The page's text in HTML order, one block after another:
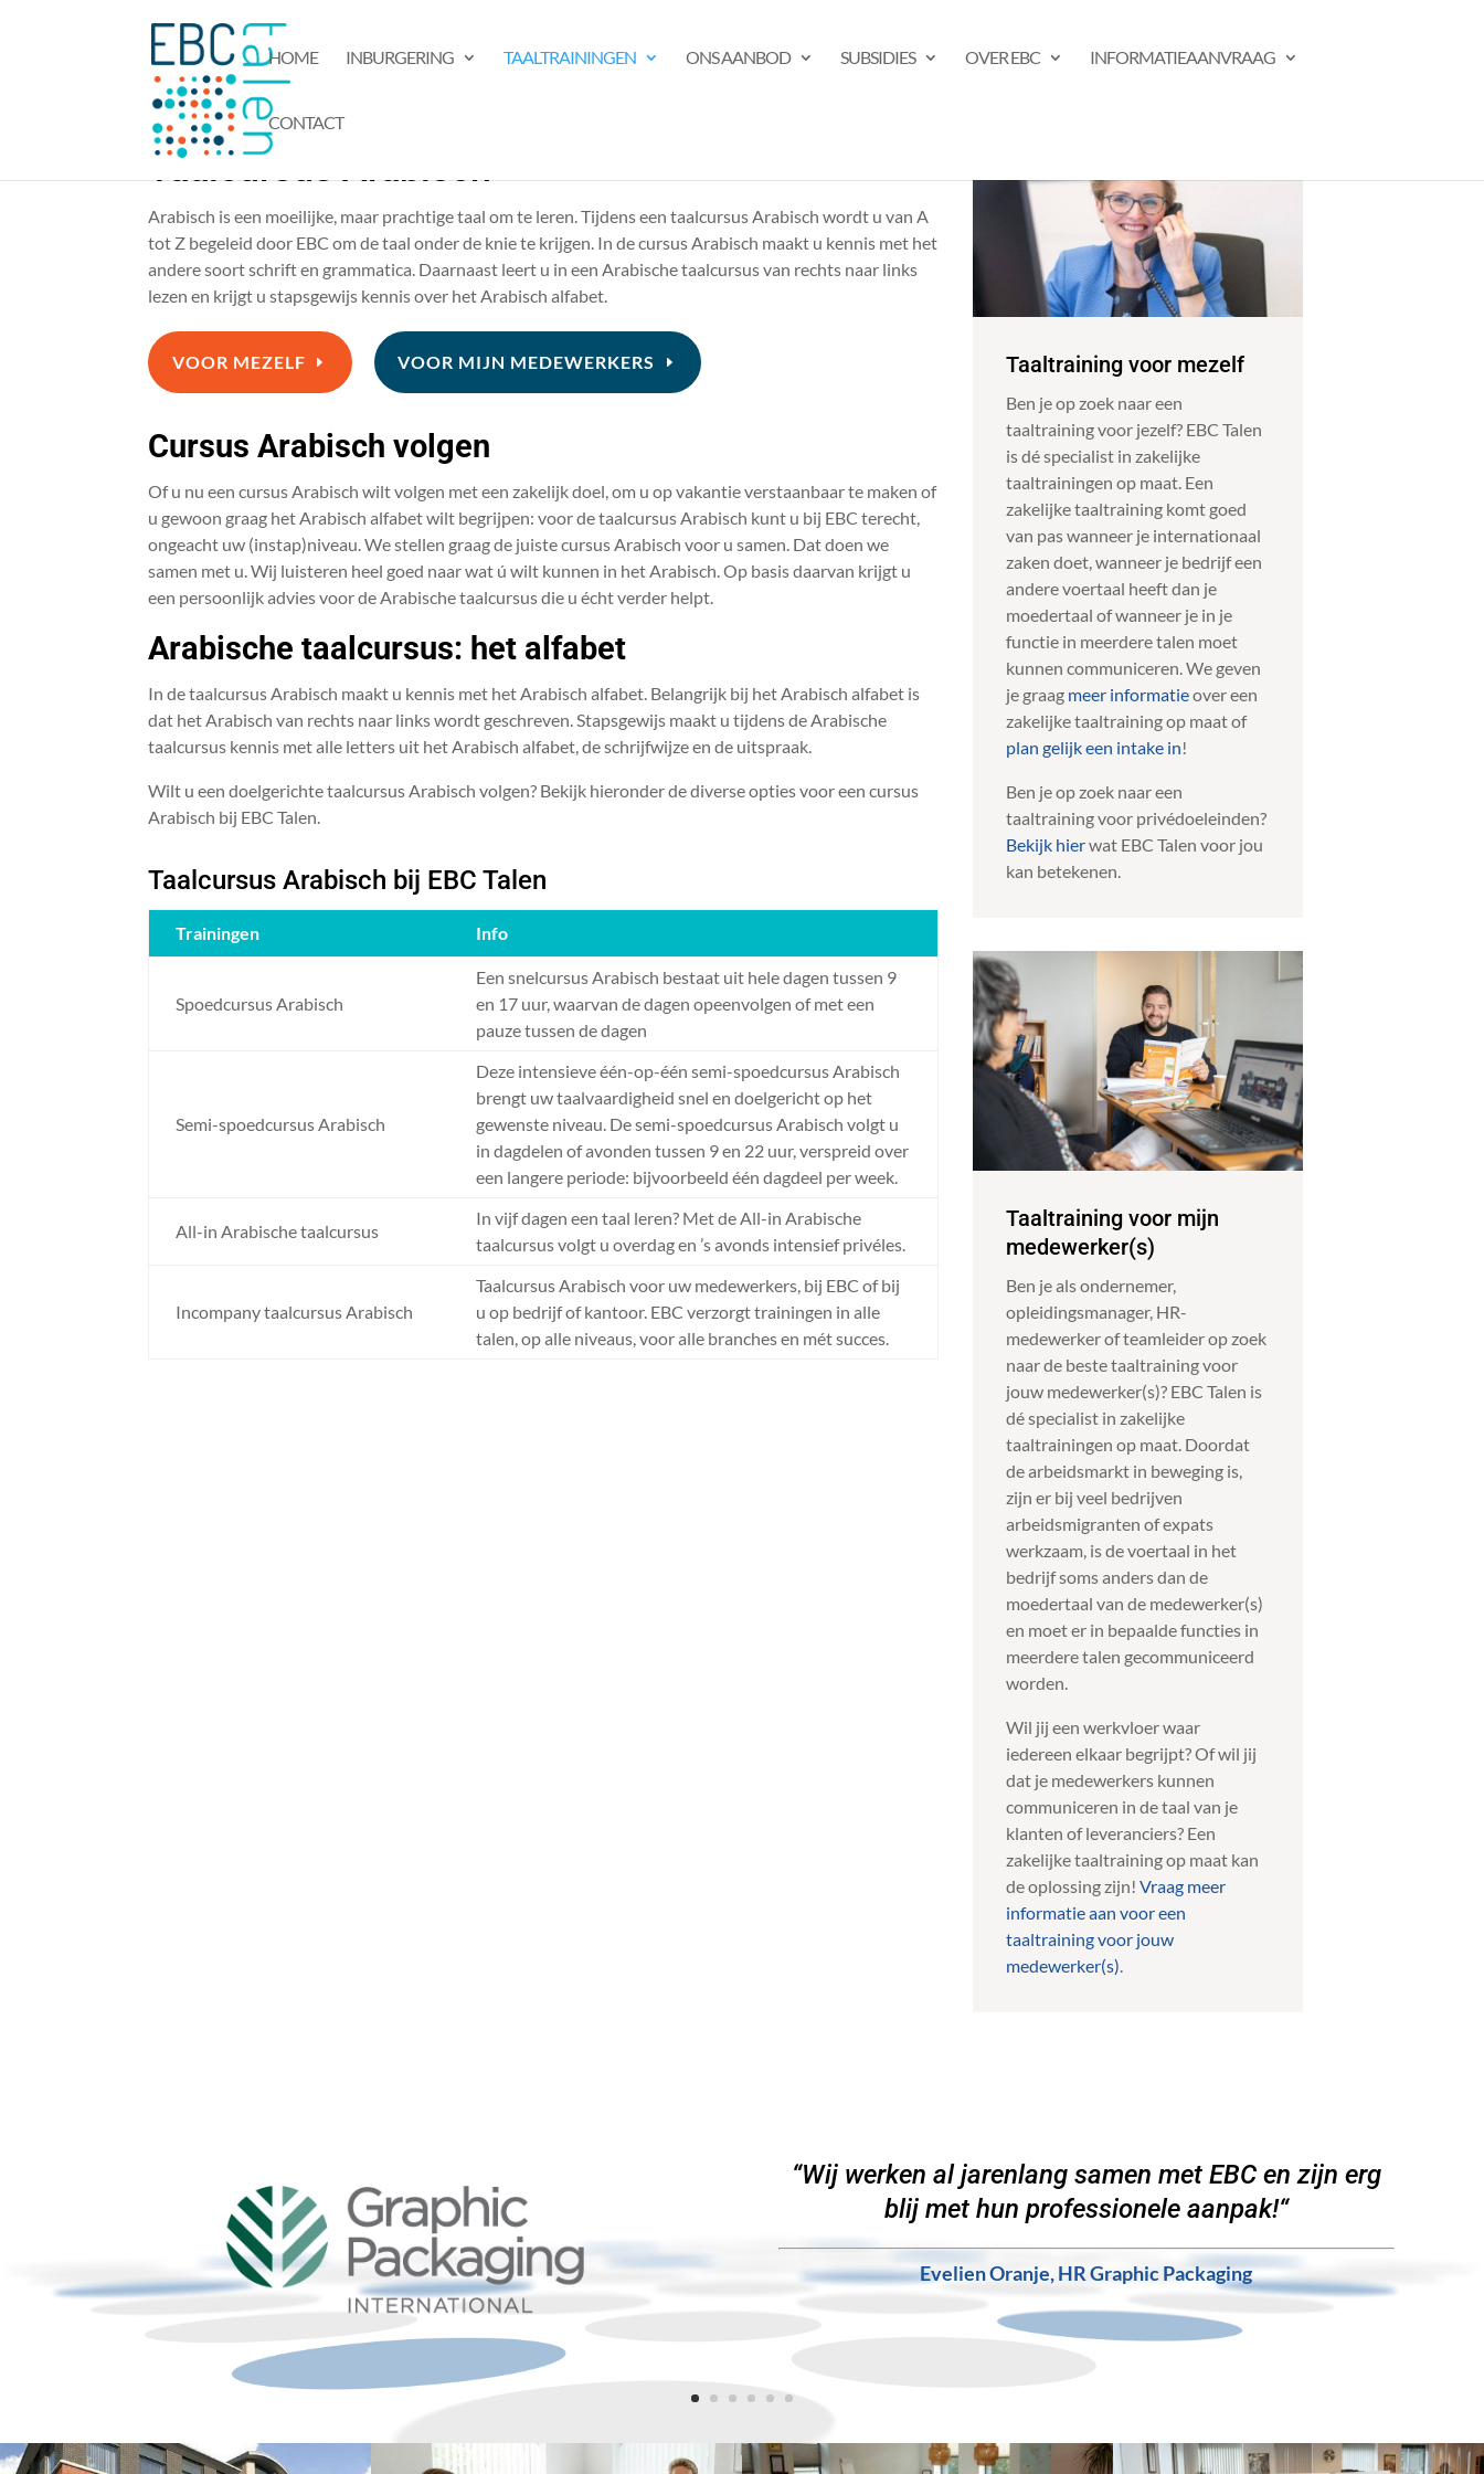
HOME INBURGERING TAALTRAININGEN ONS AANBOD SUBSIDIES OVER EBC INFORMATIEAANVRAAG
CONTACT
Taalcursus Arabisch
Arabisch is een moeilijke, maar prachtige taal om te leren. Tijdens een taalcursus Arabisch wordt u van A
tot Z begeleid door EBC om de taal onder de knie te krijgen. In de cursus Arabisch maakt u kennis met het
andere soort schrift en grammatica. Daarnaast leert u in een Arabische taalcursus van rechts naar links
lezen en krijgt u stapsgewijs kennis over het Arabisch alfabet.
VOOR MEZELF VOOR MIJN MEDEWERKERS
Cursus Arabisch volgen
Of u nu een cursus Arabisch wilt volgen met een zakelijk doel, om u op vakantie verstaanbaar te maken of
u gewoon graag het Arabisch alfabet wilt begrijpen: voor de taalcursus Arabisch kunt u bij EBC terecht,
ongeacht uw (instap)niveau. We stellen graag de juiste cursus Arabisch voor u samen. Dat doen we
samen met u. Wij luisteren heel goed naar wat ú wilt kunnen in het Arabisch. Op basis daarvan krijgt u
een persoonlijk advies voor de Arabische taalcursus die u écht verder helpt.
Arabische taalcursus: het alfabet
In de taalcursus Arabisch maakt u kennis met het Arabisch alfabet. Belangrijk bij het Arabisch alfabet is
dat het Arabisch van rechts naar links wordt geschreven. Stapsgewijs maakt u tijdens de Arabische
taalcursus kennis met alle letters uit het Arabisch alfabet, de schrijfwijze en de uitspraak.
Wilt u een doelgerichte taalcursus Arabisch volgen? Bekijk hieronder de diverse opties voor een cursus
Arabisch bij EBC Talen.
Taalcursus Arabisch bij EBC Talen
Trainingen Info
Spoedcursus Arabisch
Een snelcursus Arabisch bestaat uit hele dagen tussen 9
en 17 uur, waarvan de dagen opeenvolgen of met een
pauze tussen de dagen
Semi-spoedcursus Arabisch
Deze intensieve één-op-één semi-spoedcursus Arabisch
brengt uw taalvaardigheid snel en doelgericht op het
gewenste niveau. De semi-spoedcursus Arabisch volgt u
in dagdelen of avonden tussen 9 en 22 uur, verspreid over
een langere periode: bijvoorbeeld één dagdeel per week.
All-in Arabische taalcursus
In vijf dagen een taal leren? Met de All-in Arabische
taalcursus volgt u overdag en ’s avonds intensief privéles.
Incompanytaalcursus Arabisch
Taalcursus Arabisch voor uw medewerkers, bij EBC of bij
u op bedrijf of kantoor. EBC verzorgt trainingen in alle
talen, op alle niveaus, voor alle branches en mét succes.
Taaltraining voor mezelf
Ben je op zoek naar een
taaltraining voor jezelf? EBC Talen
is dé specialist in zakelijke
taaltrainingen op maat. Een
zakelijke taaltraining komt goed
van pas wanneer je internationaal
zaken doet, wanneer je bedrijf een
andere voertaal heeft dan je
moedertaal of wanneer je in je
functie in meerdere talen moet
kunnen communiceren. We geven
je graag meer informatieover een
zakelijke taaltraining op maat of
plan gelijk een intake in!
Ben je op zoek naar een
taaltraining voor privédoeleinden?
Bekijk hierwat EBC Talen voor jou
kan betekenen.
Taaltraining voor mijn
medewerker(s)
Ben je als ondernemer,
opleidingsmanager, HR-
medewerker of teamleider op zoek
naar de beste taaltraining voor
jouw medewerker(s)? EBC Talen is
dé specialist in zakelijke
taaltrainingen op maat. Doordat
de arbeidsmarkt in beweging is,
zijn er bij veel bedrijven
arbeidsmigranten of expats
werkzaam, is de voertaal in het
bedrijf soms anders dan de
moedertaal van de medewerker(s)
en moet er in bepaalde functies in
meerdere talen gecommuniceerd
worden.
Wil jij een werkvloer waar
iedereen elkaar begrijpt? Of wil jij
dat je medewerkers kunnen
communiceren in de taal van je
klanten of leveranciers? Een
zakelijke taaltraining op maat kan
de oplossing zijn!Vraag meer
informatie aan voor een
taaltraining voor jouw
medewerker(s)
“Wij werken al jarenlang samen met EBC en zijn erg
blij met hun professionele aanpak!“
Evelien Oranje, HR Graphic Packaging